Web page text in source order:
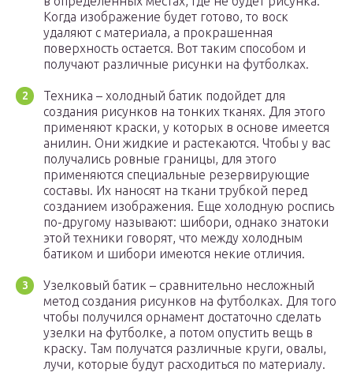
Когда изображение будет готово, то воск
удаляют с материала, а прокрашенная
поверхность остается. Вот таким способом и
получают различные рисунки на футболках.
Техника – холодный батик подойдет для
создания рисунков на тонких тканях. Для этого
применяют краски, у которых в основе имеется
анилин. Они жидкие и растекаются. Чтобы у вас
получались ровные границы, для этого
применяются специальные резервирующие
составы. Их наносят на ткани трубкой перед
созданием изображения. Еще холодную роспись
по-другому называют: шибори, однако знатоки
этой техники говорят, что между холодным
батиком и шибори имеются некие отличия.
Узелковый батик – сравнительно несложный
метод создания рисунков на футболках. Для того
чтобы получился орнамент достаточно сделать
узелки на футболке, а потом опустить вещь в
краску. Там получатся различные круги, овалы,
лучи, которые будут расходиться по материалу.